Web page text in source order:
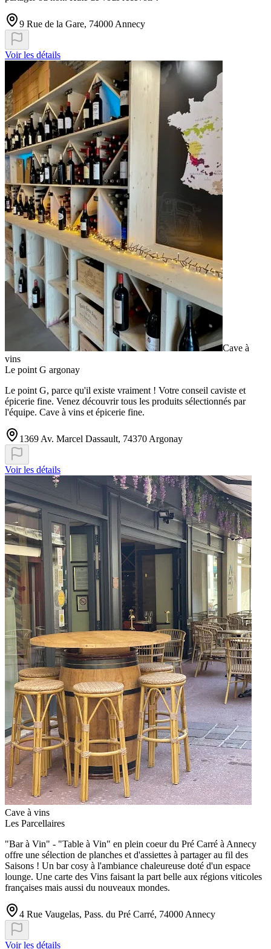
9 Rue de la Gare, 74000 Annecy
Voir les détails
Cave à
vins
Le point G argonay
Le point G, parce qu'il existe vraiment ! Votre conseil caviste et
épicerie fine. Venez découvrir tous les produits sélectionnés par
l'équipe. Cave à vins et épicerie fine.
1369 Av. Marcel Dassault, 74370 Argonay
Voir les détails
Cave à vins
Les Parcellaires
"Bar à Vin" - "Table à Vin" en plein coeur du Pré Carré à Annecy
offre une sélection de planches et d'assiettes à partager au fil des
Saisons ! Un bar cosy à l'ambiance chaleureuse doté d'un espace
lounge. Une carte des Vins faisant la part belle aux régions viticoles
françaises mais aussi du nouveaux mondes.
4 Rue Vaugelas, Pass. du Pré Carré, 74000 Annecy
Voir les détails